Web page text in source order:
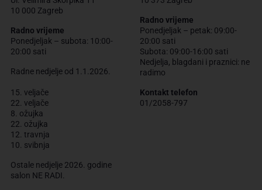
10 000 Zagreb
Radno vrijeme
Ponedjeljak – subota: 10:00-
20:00 sati
Radne nedjelje od 1.1.2026.
15. veljače
22. veljače
8. ožujka
22. ožujka
12. travnja
10. svibnja
Ostale nedjelje 2026. godine
salon NE RADI.
Radno vrijeme
Ponedjeljak – petak: 09:00-
20:00 sati
Subota: 09:00-16:00 sati
Nedjelja, blagdani i praznici: ne
radimo
Kontakt telefon
01/2058-797